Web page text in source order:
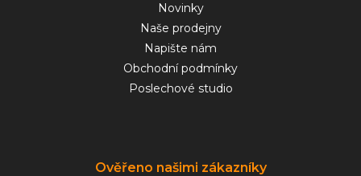
Novinky
Naše prodejny
Napište nám
Obchodní podmínky
Poslechové studio
Ověřeno našimi zákazníky